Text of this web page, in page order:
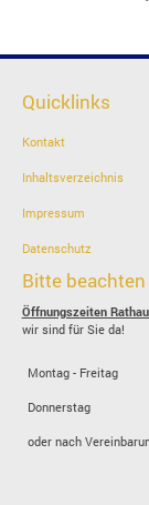
Quicklinks
Kontakt
Inhaltsverzeichnis
Impressum
Datenschutz
Bitte beachten
Öffnungszeiten
wir sind für Sie da!
Montag - Freitag
Donnerstag
oder nach